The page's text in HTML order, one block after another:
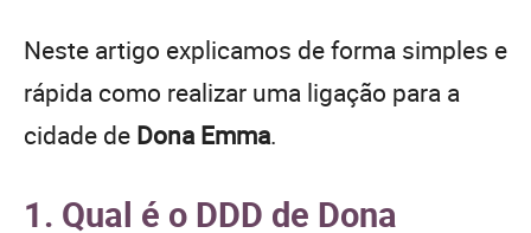
Neste artigo explicamos de forma simples e
rápida como realizar uma ligação para a
cidade de Dona Emma.
1. Qual é o DDD de Dona